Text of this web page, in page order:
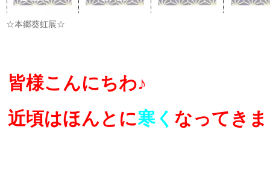
☆本郷葵虹展☆
皆様こんにちわ♪
近頃はほんとに寒く なってき